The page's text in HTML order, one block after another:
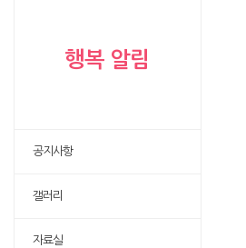
행복 알림
공지사항
갤러리
자료실